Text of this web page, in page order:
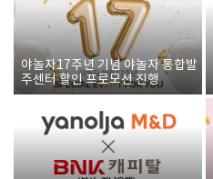
야놀자17주년 기념 야놀자 통합발
주센터 할인 프로모션 진행